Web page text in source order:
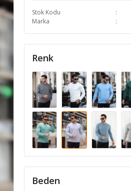
Stok Kodu
Marka
Renk
Beden